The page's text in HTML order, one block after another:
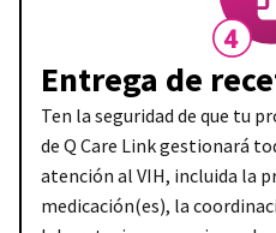
Entrega de
Ten la seguridad de que tu
de Q Care Link gestionará
atención al VIH, incluida la
medicación(es), la